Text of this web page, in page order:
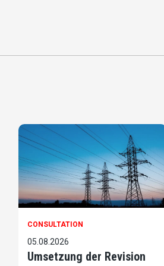
CONSULTATION
05.08.2026
Umsetzung der Revision